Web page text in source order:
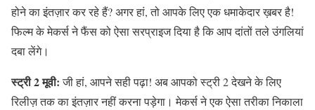
होने का इंतज़ार कर रहे हैं? अगर हां, तो आपके लिए एक धमाकेदार ख़बर है!
फिल्म के मेकर्स ने फैंस को ऐसा सरप्राइज दिया है कि आप दांतों तले उंगलियां
दबा लेंगे।
स्ट्री 2 मूवी:जी हां, आपने सही पढ़ा! अब आपको स्ट्री 2 देखने के लिए
रिलीज़ तक का इंतज़ार नहीं करना पड़ेगा। मेकर्स ने एक ऐसा तरीका निकाला